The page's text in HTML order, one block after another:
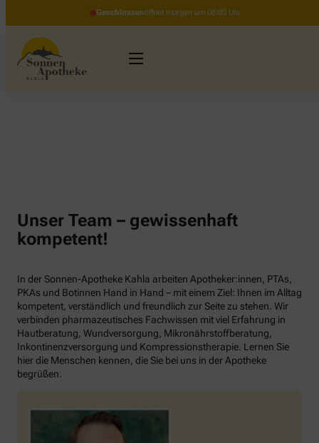
Geschlossenöffnet morgen um 08:00 Uhr
Unser Team – gewissenhaft
kompetent!
In der Sonnen-Apotheke Kahla arbeiten Apotheker:innen, PTAs,
PKAs und Botinnen Hand in Hand – mit einem Ziel: Ihnen im Alltag
kompetent, verständlich und freundlich zur Seite zu stehen. Wir
verbinden pharmazeutisches Fachwissen mit viel Erfahrung in
Hautberatung, Wundversorgung, Mikronährstoffberatung,
Inkontinenzversorgung und Kompressionstherapie. Lernen Sie
hier die Menschen kennen, die Sie bei uns in der Apotheke
begrüßen.